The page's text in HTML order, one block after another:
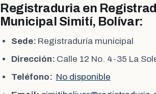
Registraduria en
Municipal Simití, Bolívar:
Sede: Registraduría municipal
Dirección: Calle 12 No. 4-35 La
Teléfono: No disponible